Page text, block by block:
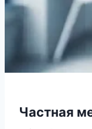
Частная